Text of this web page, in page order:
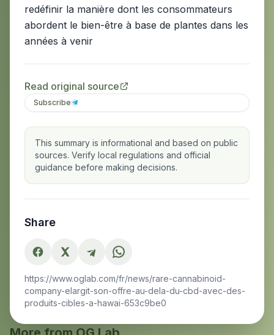
redéfinir la manière dont les consommateurs
abordent le bien-être à base de plantes dans les
années à venir
Read original source
Subscribe
This summary is informational and based on public
sources. Verify local regulations and official
guidance before making decisions.
Share
https://www.oglab.com/fr/news/rare-cannabinoid-
company-elargit-son-offre-au-dela-du-cbd-avec-des-
produits-cibles-a-hawai-653c9be0